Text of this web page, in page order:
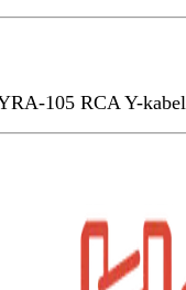
105 RCA Y-kabel